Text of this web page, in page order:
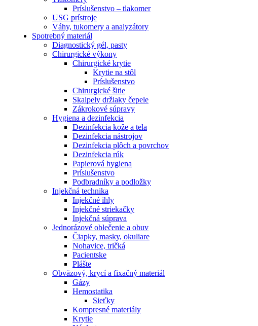
Príslušenstvo – tlakomer
USG prístroje
Váhy, tukomery a analyzátory
Spotrebný materiál
Diagnostický gél, pasty
Chirurgické výkony
Chirurgické krytie
Krytie na stôl
Príslušenstvo
Chirurgické šitie
Skalpely držiaky čepele
Zákrokové súpravy
Hygiena a dezinfekcia
Dezinfekcia kože a tela
Dezinfekcia nástrojov
Dezinfekcia plôch a povrchov
Dezinfekcia rúk
Papierová hygiena
Príslušenstvo
Podbradníky a podložky
Injekčná technika
Injekčné ihly
Injekčné striekačky
Injekčná súprava
Jednorázové oblečenie a obuv
Čiapky, masky, okuliare
Nohavice, tričká
Pacientske
Plášte
Obväzový, krycí a fixačný materiál
Gázy
Hemostatika
Sieťky
Kompresné materiály
Krytie